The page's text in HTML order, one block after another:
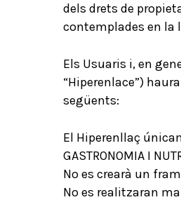
dels drets de
contemplades en la
Els Usuaris i, en
“Hiperenlace”)
següents:
El Hiperenllaç
GASTRONOMIA I
No es crearà un
No es realitzaran